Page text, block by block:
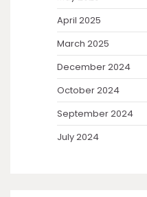
April 2025
March 2025
December 2024
October 2024
September 2024
July 2024